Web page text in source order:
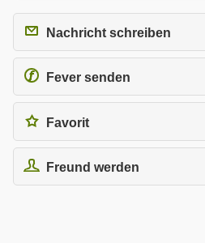
Nachricht schreiben
Fever senden
Favorit
Freund werden